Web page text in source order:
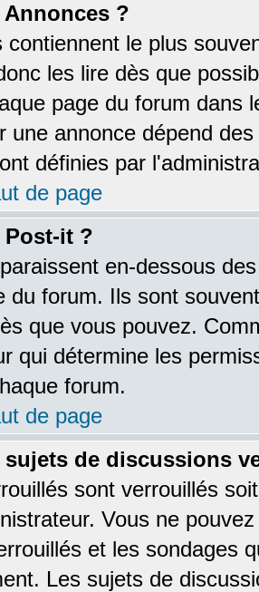
?
contiennent le plus
les lire dès que
page du forum dans
une annonce dépend
définies par
de page
Post-it ?
en-dessous
du forum. Ils sont
que vous pouvez.
qui détermine les
forum.
de page
sujets de discussions
sont verrouillés
Vous ne
et les sondages
Les sujets de